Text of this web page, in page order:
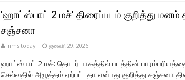
'ஹாட்ஸ்பாட் 2 மச்' திரைப்படம் குறித்து மனம்
சஞ்சனா
nms today ஜனவரி 29, 2026
ஹாட்ஸ்பாட் 2 மச்: தொடர் பாகத்தில் படத்தின்
செல்வதில் அழுத்தம் ஏற்பட்டதா என்பது குறித்து சஞ்சனா